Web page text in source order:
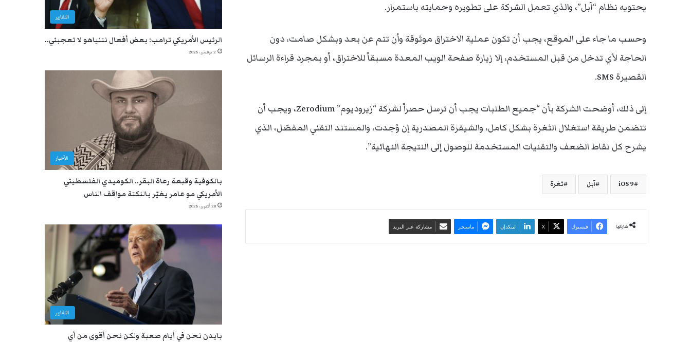
يحتويه نظام “آبل”، والذي تعمل الشركة على تطويره وحمايته باستمرار.
وحسب ما جاء على الموقع، يجب أن تكون عملية الاختراق موثوقة وأن تتم عن بعد وبشكل صامت، دون
الحاجة لأي تدخل من قبل المستخدم، إلا زيارة صفحة الويب المعدة مسبقاً للاختراق، أو بمجرد قراءة الرسائل
القصيرة SMS.
إلى ذلك، أوضحت الشركة بأن “جميع الطلبات يجب أن ترسل حصراً لشركة “زيروديوم” Zerodium، ويجب أن
تتضمن طريقة استغلال الثغرة بشكل كامل، والشيفرة المصدرية إن وُجدت، والمستند التقني المفصّل، الذي
يشرح كل نقاط الضعف والتقنيات المستخدمة للوصول إلى النتيجة النهائية”.
iOS 9 آبل ثغرة
شاركها فيسبوك ‫X لينكدإن ماسنجر مشاركة عبر البريد
التقارير
الرئيس الأمريكي ترامب: بعض أفعال نتنياهو لا تعجبني..
2 نوفمبر، 2025
الأخبار
بالكوفية وقبعة رعاة البقر.. الكوميدي الفلسطيني
الأمريكي مو عامر يغيّر بالنكتة مواقف الناس
28 أكتوبر، 2025
التقارير
بايدن نحن في أيام صعبة ولكن نحن أقوى من أي